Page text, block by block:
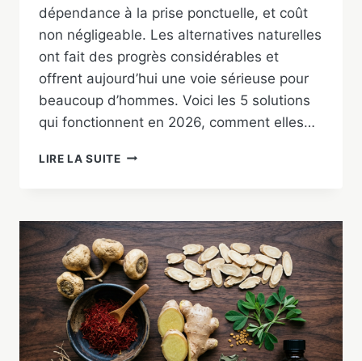
dépendance à la prise ponctuelle, et coût
non négligeable. Les alternatives naturelles
ont fait des progrès considérables et
offrent aujourd’hui une voie sérieuse pour
beaucoup d’hommes. Voici les 5 solutions
qui fonctionnent en 2026, comment elles…
LIRE LA SUITEALTERNATIVE
:
LES
5
SOLUTIONS
EFFICACES
EN
2026